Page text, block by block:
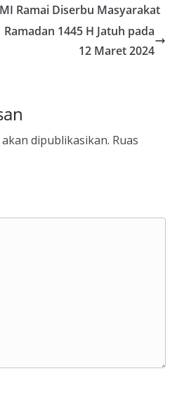
Ramai Diserbu Masyarakat
1445 H Jatuh pada
12 Maret 2024
dipublikasikan. Ruas